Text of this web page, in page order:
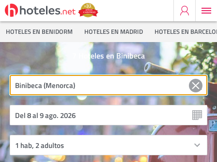
HOTELES EN BENIDORM HOTELES EN MADRID HOTELES EN
Hoteles en Binibeca